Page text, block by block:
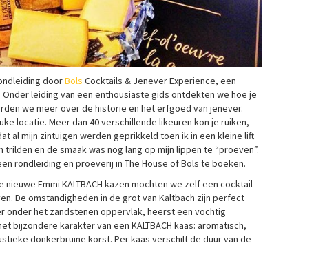
doorBols Cocktails & Jenever Experience, een
leiding van een enthousiaste gids ontdekten we hoe je
we meer over de historie en het erfgoed van jenever.
locatie. Meer dan 40 verschillende likeuren kon je ruiken,
al mijn zintuigen werden geprikkeld toen ik in een kleine lift
trilden en de smaak was nog lang op mijn lippen te “proeven”.
rondleiding en proeverij in The House of Bols te boeken.
Emmi KALTBACH kazen mochten we zelf een cocktail
De omstandigheden in de grot van Kaltbach zijn perfect
onder het zandstenen oppervlak, heerst een vochtig
bijzondere karakter van een KALTBACH kaas: aromatisch,
donkerbruine korst. Per kaas verschilt de duur van de